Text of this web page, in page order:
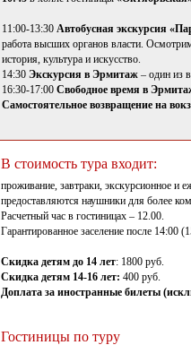
11:00-13:30 Автобусная экскурсия
работа высших органов власти.
история, культура и искусство.
14:30 Экскурсия в Эрмитаж – один из
16:30-17:00 Свободное время в
Самостоятельное возвращение на
В стоимость тура входит:
проживание, завтраки, экскурсионное и
предоставляются наушники для более
Расчетный час в гостиницах – 12.00.
Гарантированное заселение после 14:00
Скидка детям до 14 лет: 1800 руб.
Скидка детям 14-16 лет: 400 руб.
Доплата за иностранные билеты
Гостиницы по туру